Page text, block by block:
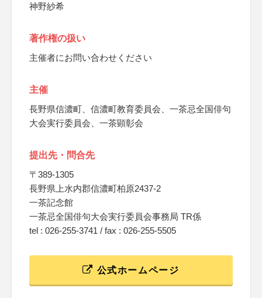
神野紗希
著作権の扱い
主催者にお問い合わせください
主催
長野県信濃町、信濃町教育委員会、一茶忌全国俳句
大会実行委員会、一茶顕彰会
提出先・問合先
〒389-1305
長野県上水内郡信濃町柏原2437-2
一茶記念館
一茶忌全国俳句大会実行委員会事務局 TR係
tel : 026-255-3741 / fax : 026-255-5505
公式ホームページ